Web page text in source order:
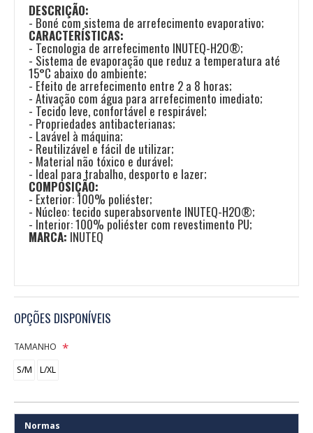
DESCRIÇÃO:
- Boné com sistema de arrefecimento evaporativo;
CARACTERÍSTICAS:
- Tecnologia de arrefecimento INUTEQ-H2O®;
- Sistema de evaporação que reduz a temperatura até
15°C abaixo do ambiente;
- Efeito de arrefecimento entre 2 a 8 horas;
- Ativação com água para arrefecimento imediato;
- Tecido leve, confortável e respirável;
- Propriedades antibacterianas;
- Lavável à máquina;
- Reutilizável e fácil de utilizar;
- Material não tóxico e durável;
- Ideal para trabalho, desporto e lazer;
COMPOSIÇÃO:
- Exterior: 100% poliéster;
- Núcleo: tecido superabsorvente INUTEQ-H2O®;
- Interior: 100% poliéster com revestimento PU;
MARCA: INUTEQ
OPÇÕES DISPONÍVEIS
TAMANHO
S/M
L/XL
Normas